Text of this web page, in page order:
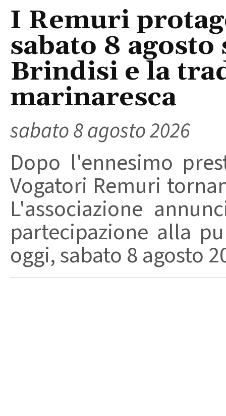
I Remuri
sabato 8
Brindisi e la
marinaresca
sabato 8 agosto 2026
Dopo l'ennesimo
Vogatori Remuri
L'associazione
partecipazione alla
oggi, sabato 8 agosto